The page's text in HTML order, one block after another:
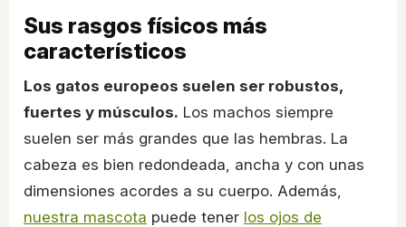
Sus rasgos físicos más
característicos
Los gatos europeos suelen ser robustos,
fuertes y músculos. Los machos siempre
suelen ser más grandes que las hembras. La
cabeza es bien redondeada, ancha y con unas
dimensiones acordes a su cuerpo. Además,
nuestra mascota puede tener los ojos de